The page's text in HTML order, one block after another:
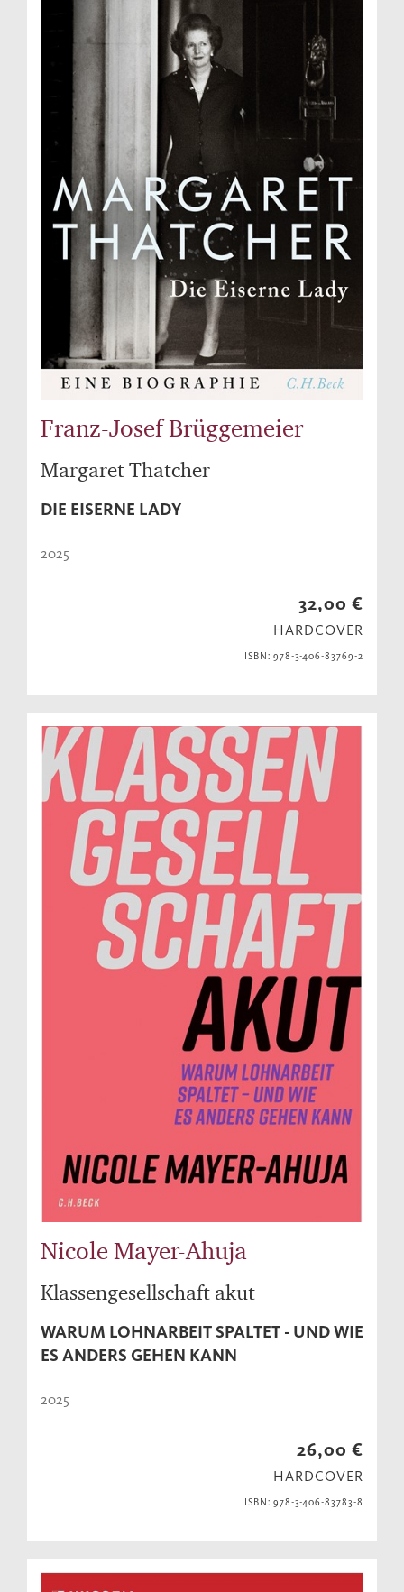
Franz-Josef Brüggemeier
Margaret Thatcher
DIE EISERNE LADY
2025
32,00 €
HARDCOVER
ISBN: 978-3-406-83769-2
Nicole Mayer-Ahuja
Klassengesellschaft akut
WARUM LOHNARBEIT SPALTET - UND WIE
ES ANDERS GEHEN KANN
2025
26,00 €
HARDCOVER
ISBN: 978-3-406-83783-8